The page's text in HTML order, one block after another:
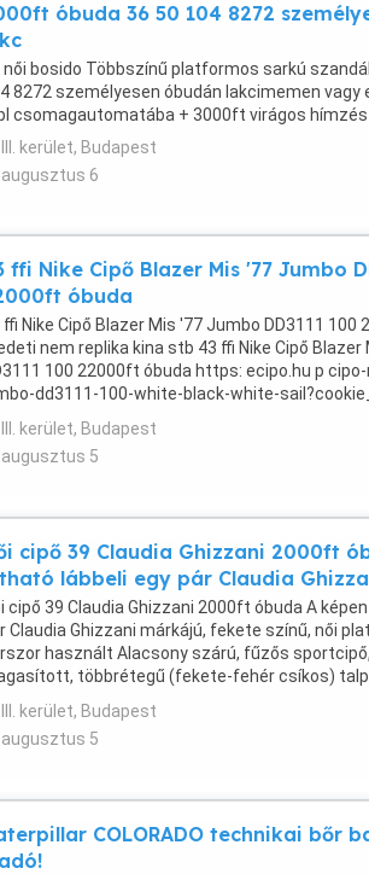
óbuda 36 50 104 8272
női bosido Többszínű platformos sarkú
8272 személyesen óbudán lakcimemen
csomagautomatába + 3000ft virágos hímzés
III. kerület, Budapest
augusztus 6
ffi Nike Cipő Blazer Mis '77 Jumbo
óbuda
ffi Nike Cipő Blazer Mis '77 Jumbo DD3111 100
nem replika kina stb 43 ffi Nike Cipő Blazer
100 22000ft óbuda https: ecipo.hu p
dd3111-100-white-black-white-
5-6 alkalommal viselt eladó ...
III. kerület, Budapest
augusztus 5
cipő 39 Claudia Ghizzani 2000ft
lábbeli egy pár Claudia
cipő 39 Claudia Ghizzani 2000ft óbuda A
Claudia Ghizzani márkájú, fekete színű, női
használt Alacsony szárú, fűzős
többrétegű (fekete-fehér csíkos)
kígyóbőr-mintás ...
III. kerület, Budapest
augusztus 5
COLORADO technikai bőr